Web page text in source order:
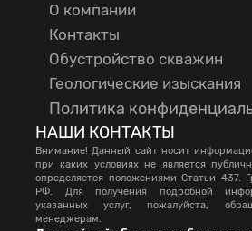
О компании
Контакты
Обустройство скважин
Геологические изыскания
Политика
НАШИ КОНТАКТЫ
Внимание! Данный сайт носит
при каких условиях не является
определяется положениями Статьи 437.
РФ. Для получения подробной
указанных услуг, пожалуйста,
менеджерам.